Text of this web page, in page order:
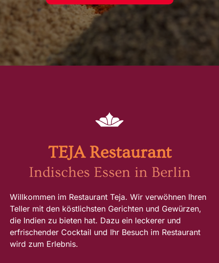
TEJA Restaurant
Indisches Essen in Berlin
Willkommen im Restaurant Teja. Wir verwöhnen Ihren
Teller mit den köstlichsten Gerichten und Gewürzen,
die Indien zu bieten hat. Dazu ein leckerer und
erfrischender Cocktail und Ihr Besuch im Restaurant
wird zum Erlebnis.